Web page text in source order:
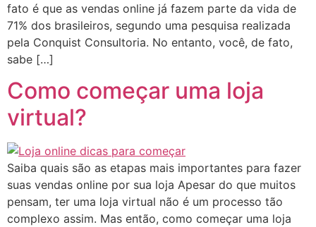
fato é que as vendas online já fazem parte da vida de
71% dos brasileiros, segundo uma pesquisa realizada
pela Conquist Consultoria. No entanto, você, de fato,
sabe […]
Como começar uma loja
virtual?
Saiba quais são as etapas mais importantes para fazer
suas vendas online por sua loja Apesar do que muitos
pensam, ter uma loja virtual não é um processo tão
complexo assim. Mas então, como começar uma loja